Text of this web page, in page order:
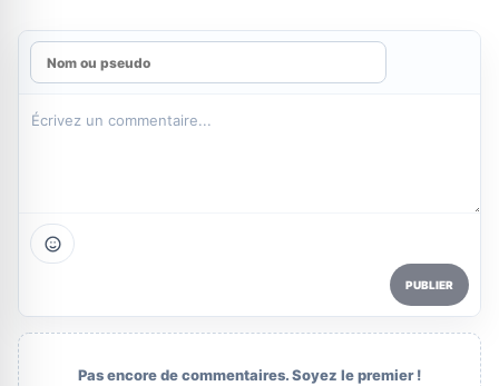
PUBLIER
Pas encore de commentaires. Soyez le premier !